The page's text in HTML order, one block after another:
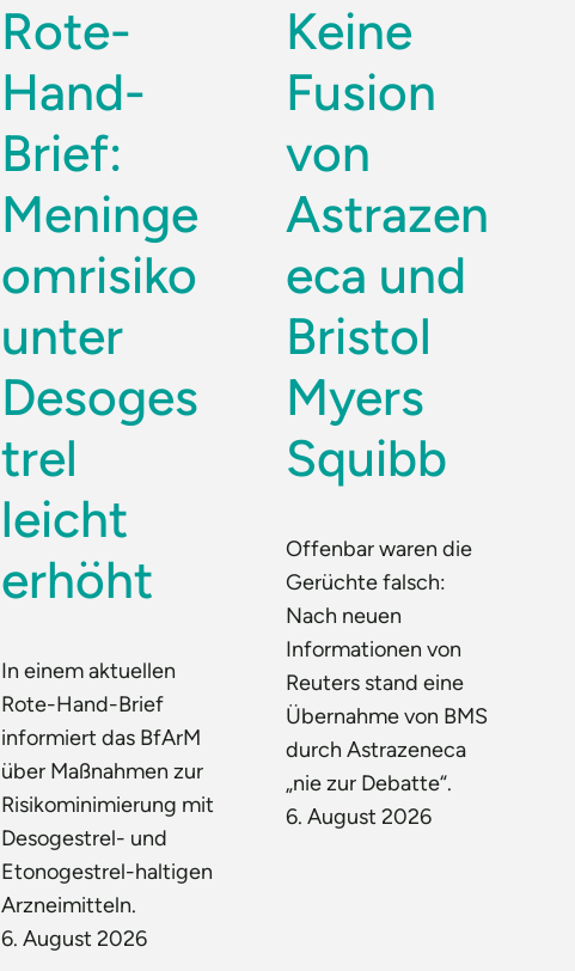
Rote-
Hand-
Brief:
Meninge
omrisiko
unter
Desoges
trel
leicht
erhöht
In einem aktuellen
Rote-Hand-Brief
informiert das BfArM
über Maßnahmen zur
Risikominimierung mit
Desogestrel- und
Etonogestrel-haltigen
Arzneimitteln.
6. August 2026
Keine
Fusion
von
Astrazen
eca und
Bristol
Myers
Squibb
Offenbar waren die
Gerüchte falsch:
Nach neuen
Informationen von
Reuters stand eine
Übernahme von BMS
durch Astrazeneca
„nie zur Debatte“.
6. August 2026